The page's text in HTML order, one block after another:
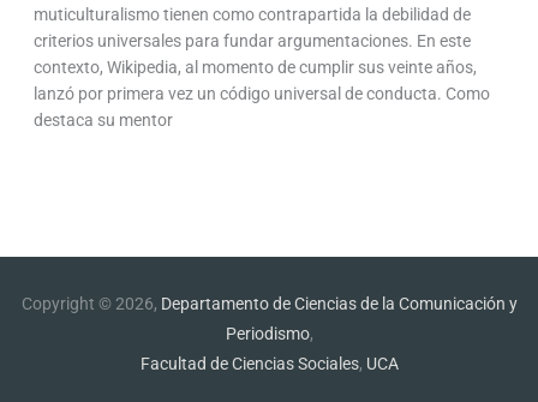
muticulturalismo tienen como contrapartida la debilidad de
criterios universales para fundar argumentaciones. En este
contexto, Wikipedia, al momento de cumplir sus veinte años,
lanzó por primera vez un código universal de conducta. Como
destaca su mentor
Copyright © 2026, Departamento de Ciencias de la Comunicación y
Periodismo,
Facultad de Ciencias Sociales, UCA